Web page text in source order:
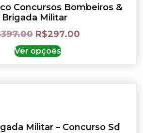
Concursos Bombeiros &
Brigada Militar
397.00 R$297.00
Ver opções
Militar – Concurso Sd